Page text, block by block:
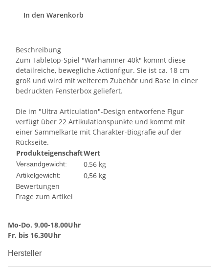
In den Warenkorb
Beschreibung
Zum Tabletop-Spiel "Warhammer 40k" kommt diese
detailreiche, bewegliche Actionfigur. Sie ist ca. 18 cm
groß und wird mit weiterem Zubehör und Base in einer
bedruckten Fensterbox geliefert.
Die im "Ultra Articulation"-Design entworfene Figur
verfügt über 22 Artikulationspunkte und kommt mit
einer Sammelkarte mit Charakter-Biografie auf der
Rückseite.
ProdukteigenschaftWert
Versandgewicht: 0,56 kg
Artikelgewicht: 0,56 kg
Bewertungen
Frage zum Artikel
Mo-Do. 9.00-18.00Uhr
Fr. bis 16.30Uhr
Hersteller